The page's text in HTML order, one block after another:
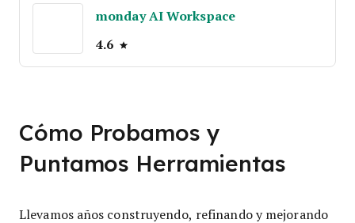
monday AI Workspace
4.6
Cómo Probamos y
Puntamos Herramientas
Llevamos años construyendo, refinando y mejorando